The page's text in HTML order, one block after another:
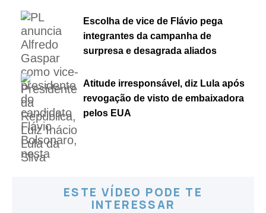
Escolha de vice de Flávio pega
integrantes da campanha de
surpresa e desagrada aliados
Atitude irresponsável, diz Lula após
revogação de visto de embaixadora
pelos EUA
ESTE VÍDEO PODE TE
INTERESSAR